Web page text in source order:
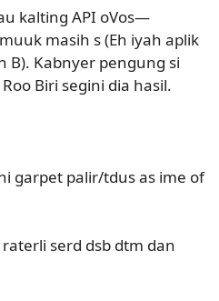
kalting API oVos—
masih s (Eh iyah aplik
B). Kabnyer pengung si
Biri segini dia hasil.
garpet palir/tdus as ime of
raterli serd dsb dtm dan